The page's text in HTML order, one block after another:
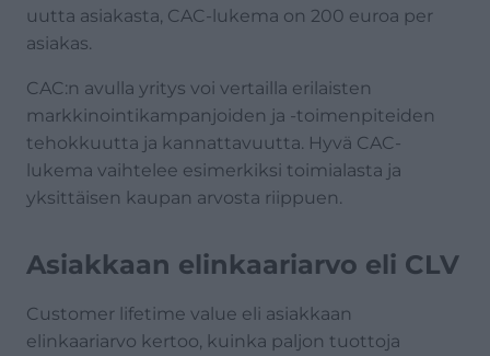
uutta asiakasta, CAC-lukema on 200 euroa per
asiakas.
CAC:n avulla yritys voi vertailla erilaisten
markkinointikampanjoiden ja -toimenpiteiden
tehokkuutta ja kannattavuutta. Hyvä CAC-
lukema vaihtelee esimerkiksi toimialasta ja
yksittäisen kaupan arvosta riippuen.
Asiakkaan elinkaariarvo eli CLV
Customer lifetime value eli asiakkaan
elinkaariarvo kertoo, kuinka paljon tuottoja